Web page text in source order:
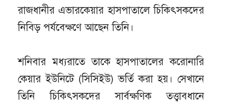
রাজধানীর এভারকেয়ার হাসপাতালে চিকিৎসকদের
নিবিড় পর্যবেক্ষণে আছেন তিনি।
শনিবার মধ্যরাতে তাকে হাসপাতালের করোনারি
কেয়ার ইউনিটে (সিসিইউ) ভর্তি করা হয়। সেখানে
তিনি চিকিৎসকদের সার্বক্ষণিক তত্ত্বাবধানে